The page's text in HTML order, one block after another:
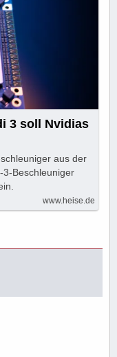
3 soll Nvidias
aus der
3-Beschleuniger
www.heise.de